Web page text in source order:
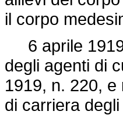
il corpo
6 aprile
degli agenti di
1919, n. 220,
di carriera